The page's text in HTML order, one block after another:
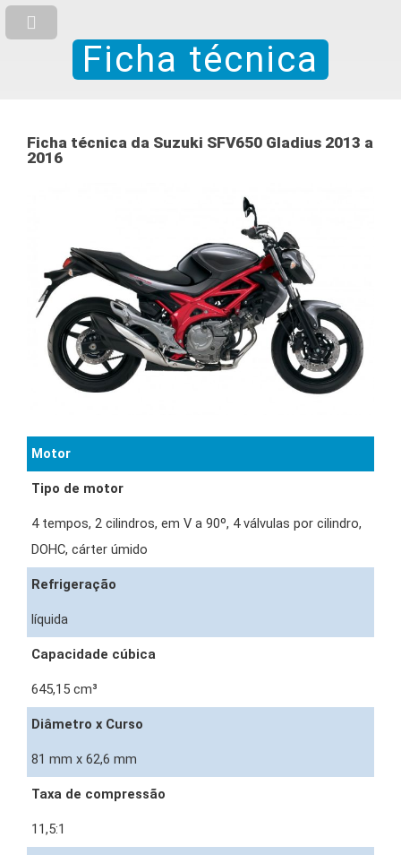
Ficha técnica
Ficha técnica da Suzuki SFV650 Gladius 2013 a
2016
Motor
Tipo de motor
4 tempos, 2 cilindros, em V a 90º, 4 válvulas por cilindro,
DOHC, cárter úmido
Refrigeração
líquida
Capacidade cúbica
645,15 cm³
Diâmetro x Curso
81 mm x 62,6 mm
Taxa de compressão
11,5:1